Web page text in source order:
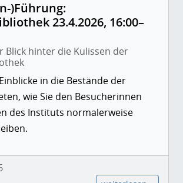
)Führung:
23.4.2026, 16:00–
Blick hinter die Kulissen der
in die Bestände der
wie Sie den Besucherinnen
des Instituts normalerweise